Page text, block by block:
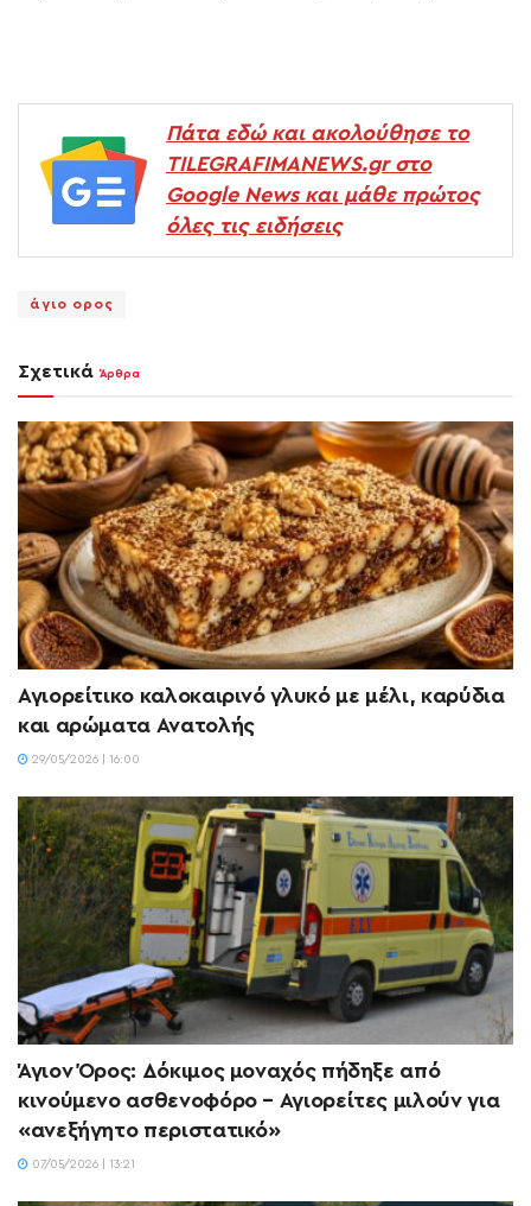
Πάτα εδώ και ακολούθησε το
TILEGRAFIMANEWS.gr στο
Google News και μάθε πρώτος
όλες τις ειδήσεις
άγιο ορος
Σχετικά Άρθρα
Αγιορείτικο καλοκαιρινό γλυκό με μέλι, καρύδια
και αρώματα Ανατολής
29/05/2026 | 16:00
Άγιον Όρος: Δόκιμος μοναχός πήδηξε από
κινούμενο ασθενοφόρο – Αγιορείτες μιλούν για
«ανεξήγητο περιστατικό»
07/05/2026 | 13:21